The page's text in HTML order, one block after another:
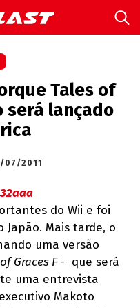
Tales of
será lançado
07/2011
do Wii e foi
Mais tarde, o
uma versão
Graces F - que será
uma entrevista
Makoto